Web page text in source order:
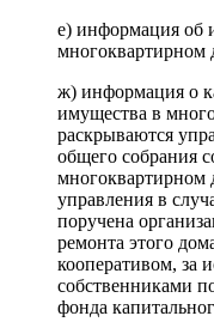
е) информация об
многоквартирном
ж) информация о
имущества в
раскрываются
общего собрания
многоквартирном
управления в
поручена
ремонта этого
кооперативом, за
собственниками
фонда